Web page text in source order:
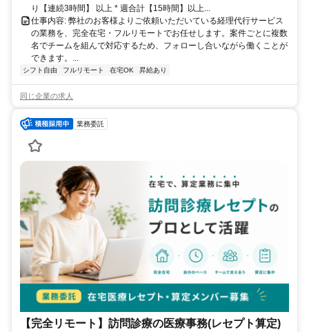
り【連続3時間】 以上 * 週合計【15時間】以上...
仕事内容: 弊社のお客様よりご依頼いただいている経理代行サービス
の業務を、完全在宅・フルリモートでお任せします。案件ごとに複数
名でチームを組んで対応するため、フォローし合いながら働くことが
できます。...
シフト自由 フルリモート 在宅OK 昇給あり
同じ企業の求人
業務委託
【完全リモート】訪問診療の医療事務(レセプト算定)